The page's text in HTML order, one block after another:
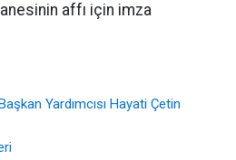
affı için imza
Yardımcısı Hayati Çetin